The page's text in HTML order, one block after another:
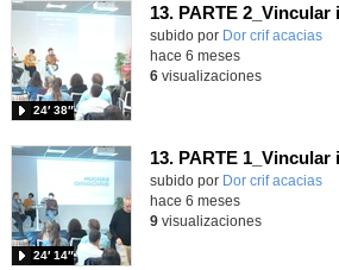
Contenido educativo.
subido por Dor crif acacias
24′ 38″
-
hace 6 meses
6visualizaciones
Contenido educativo.
subido por Dor crif acacias
24′ 14″
-
hace 6 meses
9visualizaciones